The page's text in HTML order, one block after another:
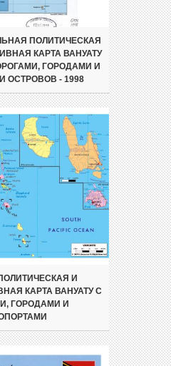
ПОЛИТИЧЕСКАЯ
КАРТА ВАНУАТУ
ГОРОДАМИ И
ОСТРОВОВ - 1998
И
КАРТА ВАНУАТУ С
ГОРОДАМИ И